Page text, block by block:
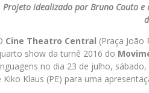
Projeto idealizado por Bruno Couto
Cine Theatro Central (Praça João
show da turnê 2016 do
no dia 23 de julho,
Kiko Klaus (PE) para uma